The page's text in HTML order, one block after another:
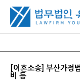
[이혼소송] 부산가정
비 등